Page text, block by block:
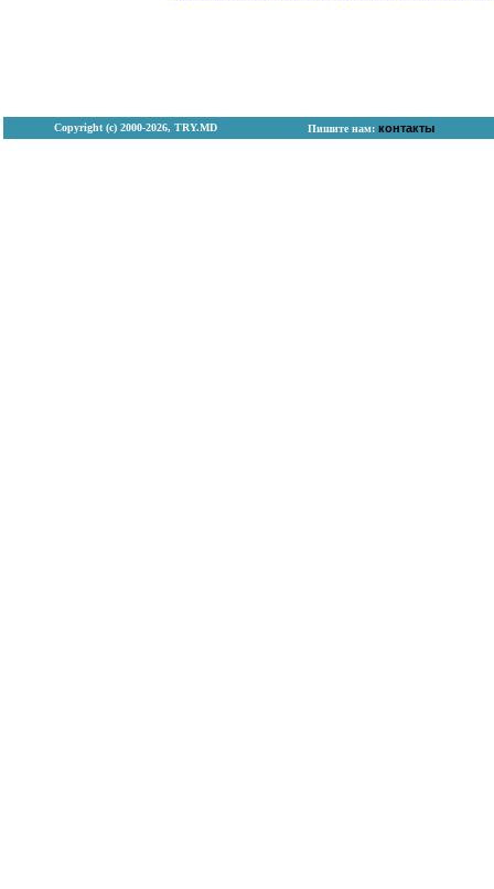
Copyright (с) 2000-2026, TRY.MD Пишите нам: контакты